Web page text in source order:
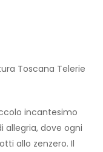
Toscana Telerie
incantesimo
allegria, dove ogni
allo zenzero. Il